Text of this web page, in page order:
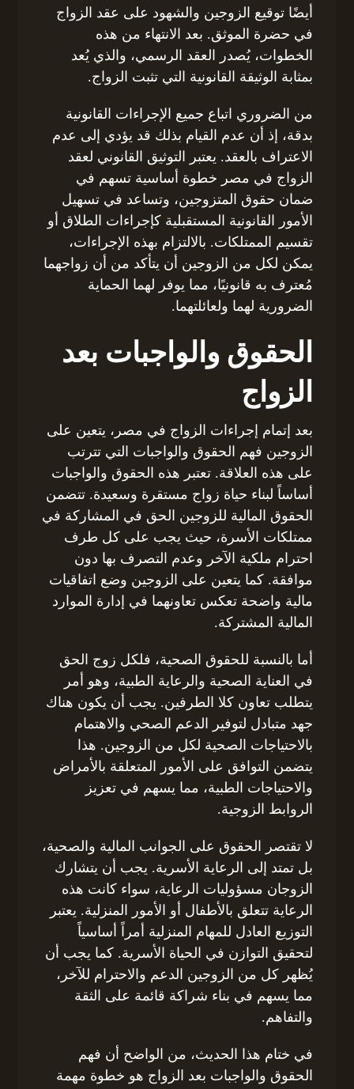
أيضًا توقيع الزوجين والشهود على عقد الزواج
في حضرة الموثق. بعد الانتهاء من هذه
الخطوات، يُصدر العقد الرسمي، والذي يُعد
بمثابة الوثيقة القانونية التي تثبت الزواج.
من الضروري اتباع جميع الإجراءات القانونية
بدقة، إذ أن عدم القيام بذلك قد يؤدي إلى عدم
الاعتراف بالعقد. يعتبر التوثيق القانوني لعقد
الزواج في مصر خطوة أساسية تسهم في
ضمان حقوق المتزوجين، وتساعد في تسهيل
الأمور القانونية المستقبلية كإجراءات الطلاق أو
تقسيم الممتلكات. بالالتزام بهذه الإجراءات،
يمكن لكل من الزوجين أن يتأكد من أن زواجهما
مُعترف به قانونيًا، مما يوفر لهما الحماية
الضرورية لهما ولعائلتهما.
الحقوق والواجبات بعد
الزواج
بعد إتمام إجراءات الزواج في مصر، يتعين على
الزوجين فهم الحقوق والواجبات التي تترتب
على هذه العلاقة. تعتبر هذه الحقوق والواجبات
أساساً لبناء حياة زواج مستقرة وسعيدة. تتضمن
الحقوق المالية للزوجين الحق في المشاركة في
ممتلكات الأسرة، حيث يجب على كل طرف
احترام ملكية الآخر وعدم التصرف بها دون
موافقة. كما يتعين على الزوجين وضع اتفاقيات
مالية واضحة تعكس تعاونهما في إدارة الموارد
المالية المشتركة.
أما بالنسبة للحقوق الصحية، فلكل زوج الحق
في العناية الصحية والرعاية الطبية، وهو أمر
يتطلب تعاون كلا الطرفين. يجب أن يكون هناك
جهد متبادل لتوفير الدعم الصحي والاهتمام
بالاحتياجات الصحية لكل من الزوجين. هذا
يتضمن التوافق على الأمور المتعلقة بالأمراض
والاحتياجات الطبية، مما يسهم في تعزيز
الروابط الزوجية.
لا تقتصر الحقوق على الجوانب المالية والصحية،
بل تمتد إلى الرعاية الأسرية. يجب أن يتشارك
الزوجان مسؤوليات الرعاية، سواء كانت هذه
الرعاية تتعلق بالأطفال أو الأمور المنزلية. يعتبر
التوزيع العادل للمهام المنزلية أمراً أساسياً
لتحقيق التوازن في الحياة الأسرية. كما يجب أن
يُظهر كل من الزوجين الدعم والاحترام للآخر،
مما يسهم في بناء شراكة قائمة على الثقة
والتفاهم.
في ختام هذا الحديث، من الواضح أن فهم
الحقوق والواجبات بعد الزواج هو خطوة مهمة